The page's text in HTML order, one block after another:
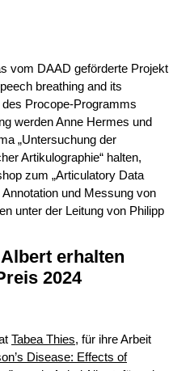
vom DAAD geförderte Projekt
breathing and its
Procope-Programms
werden Anne Hermes und
„Untersuchung der
Artikulographie“ halten,
zum „Articulatory Data
und Messung von
unter der Leitung von Philipp
erhalten
2024
Tabea Thies, für ihre Arbeit
Disease: Effects of